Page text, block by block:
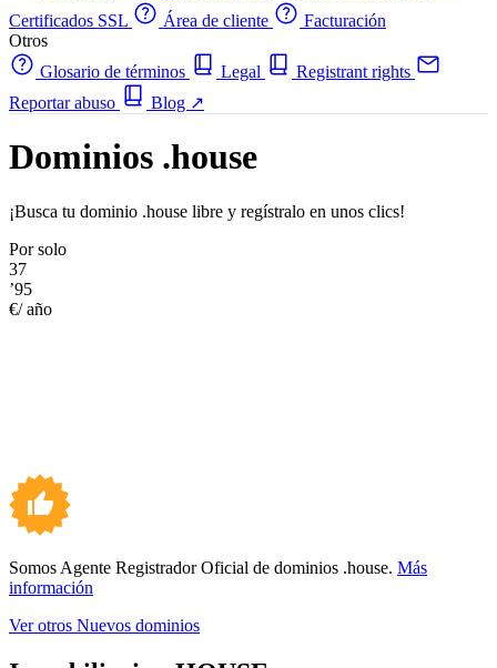
Certificados SSL
Área de cliente
Facturación
Otros
Glosario de términos
Legal
Registrant rights
Reportar abuso
Blog ↗
Dominios .house
¡Busca tu dominio .house libre y regístralo en unos clics!
Por solo
37
’95
€/ año
Somos Agente Registrador Oficial de dominios .house. Más
información
Ver otros Nuevos dominios